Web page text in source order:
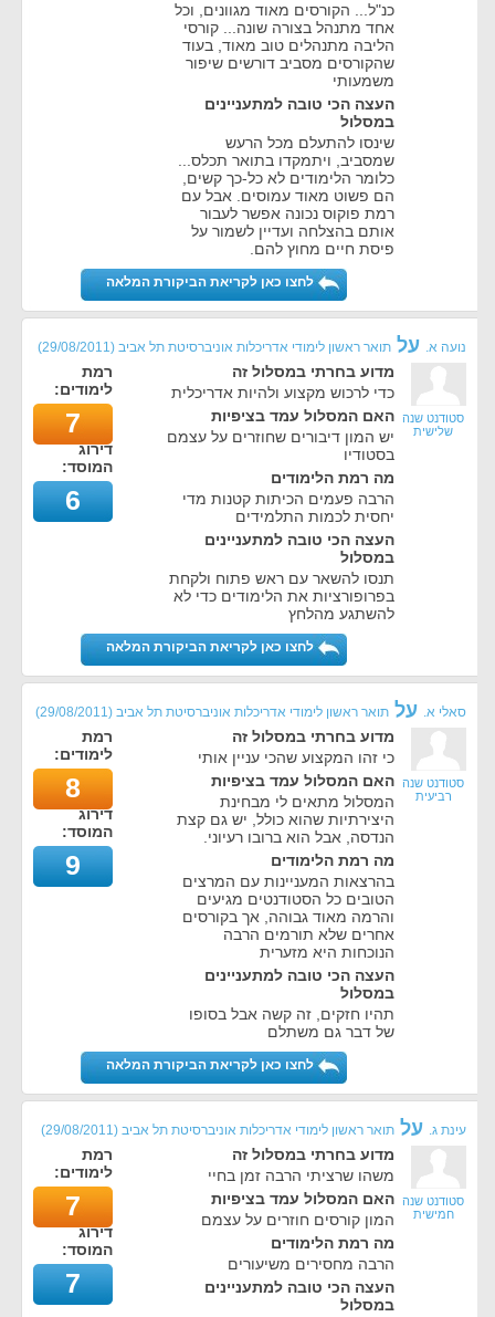
כנ"ל... הקורסים מאוד מגוונים, וכל
אחד מתנהל בצורה שונה... קורסי
הליבה מתנהלים טוב מאוד, בעוד
שהקורסים מסביב דורשים שיפור
משמעותי
העצה הכי טובה למתעניינים
במסלול
שינסו להתעלם מכל הרעש
שמסביב, ויתמקדו בתואר תכלס...
כלומר הלימודים לא כל-כך קשים,
הם פשוט מאוד עמוסים. אבל עם
רמת פוקוס נכונה אפשר לעבור
אותם בהצלחה ועדיין לשמור על
פיסת חיים מחוץ להם.
לחצו כאן לקריאת הביקורת המלאה
נועה א. על תואר ראשון לימודי אדריכלות אוניברסיטת תל אביב (
29/08/2011
)
סטודנט שנה
שלישית
מדוע בחרתי במסלול זה
כדי לרכוש מקצוע ולהיות אדריכלית
האם המסלול עמד בציפיות
יש המון דיבורים שחוזרים על עצמם
בסטודיו
מה רמת הלימודים
הרבה פעמים הכיתות קטנות מדי
יחסית לכמות התלמידים
העצה הכי טובה למתעניינים
במסלול
תנסו להשאר עם ראש פתוח ולקחת
בפרופורציות את הלימודים כדי לא
להשתגע מהלחץ
רמת
לימודים:
7
דירוג
המוסד:
6
לחצו כאן לקריאת הביקורת המלאה
סאלי א. על תואר ראשון לימודי אדריכלות אוניברסיטת תל אביב (
29/08/2011
)
סטודנט שנה
רביעית
מדוע בחרתי במסלול זה
כי זהו המקצוע שהכי עניין אותי
האם המסלול עמד בציפיות
המסלול מתאים לי מבחינת
היצירתיות שהוא כולל, יש גם קצת
הנדסה, אבל הוא ברובו רעיוני.
מה רמת הלימודים
בהרצאות המעניינות עם המרצים
הטובים כל הסטודנטים מגיעים
והרמה מאוד גבוהה, אך בקורסים
אחרים שלא תורמים הרבה
הנוכחות היא מזערית
העצה הכי טובה למתעניינים
במסלול
תהיו חזקים, זה קשה אבל בסופו
של דבר גם משתלם
רמת
לימודים:
8
דירוג
המוסד:
9
לחצו כאן לקריאת הביקורת המלאה
עינת ג. על תואר ראשון לימודי אדריכלות אוניברסיטת תל אביב (
29/08/2011
)
סטודנט שנה
חמישית
מדוע בחרתי במסלול זה
משהו שרציתי הרבה זמן בחיי
האם המסלול עמד בציפיות
המון קורסים חוזרים על עצמם
מה רמת הלימודים
הרבה מחסירים משיעורים
העצה הכי טובה למתעניינים
במסלול
רמת
לימודים:
7
דירוג
המוסד:
7